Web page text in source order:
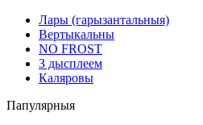
Лары (гарызантальныя)
Вертыкальны
NO FROST
З дысплеем
Каляровы
Папулярныя